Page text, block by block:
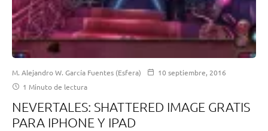
M. Alejandro W. García Fuentes (Esfera)
10 septiembre, 2016
1 Minuto de lectura
NEVERTALES: SHATTERED IMAGE GRATIS
PARA IPHONE Y IPAD